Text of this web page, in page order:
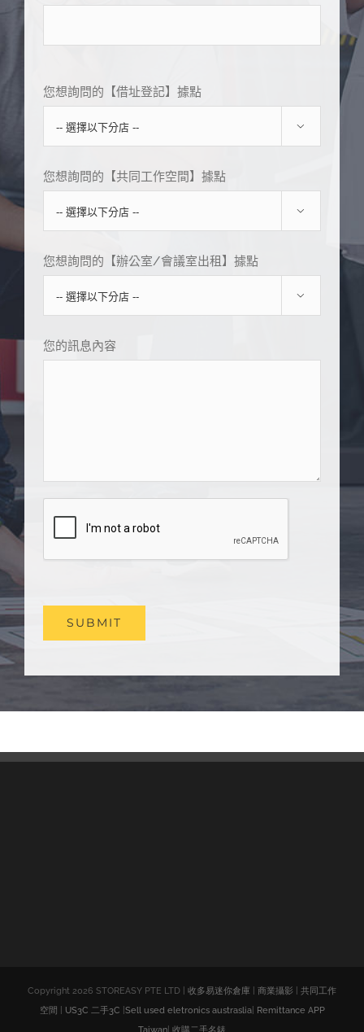
您想詢問的【借址登記】據點

您想詢問的【共同工作空間】據點

您想詢問的【辦公室/會議室出租】據點

您的訊息內容
Copyright 2026 STOREASY PTE LTD | 收多易迷你倉庫 商業攝影
共同工作
空間
US3C 二手3C Sell used eletronics austraslia| Remittance APP
Taiwan 收購二手名錶